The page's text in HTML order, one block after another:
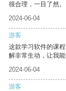
很合理，一目了然。
2024-06-04
游客
这款学习软件的课
解非常生动，让我
2024-06-04
游客